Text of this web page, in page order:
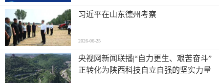
习近平在山东德州考察
2026-06-25
央视网新闻联播|“自力更生、艰苦奋斗”
正转化为陕西科技自立自强的坚实力量